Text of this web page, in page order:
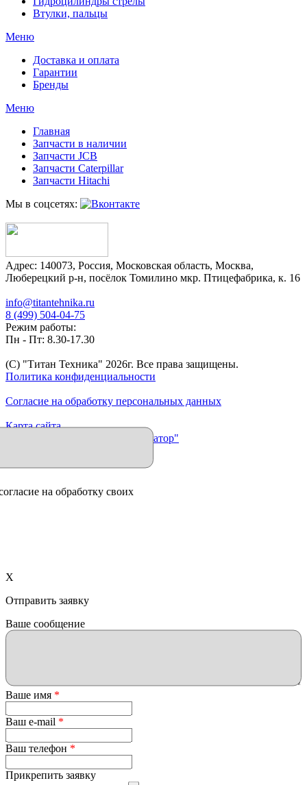
Втулки, пальцы
Меню
Доставка и оплата
Гарантии
Бренды
Меню
Главная
Запчасти в наличии
Запчасти JCB
Запчасти Caterpillar
Запчасти Hitachi
Мы в соцсетях:
Адрес: 140073, Россия, Московская область, Москва,
Люберецкий р-н, посёлок Томилино мкр. Птицефабрика, к. 16
info@titantehnika.ru
8 (499) 504-04-75
Режим работы:
Пн - Пт: 8.30-17.30
(C) "Титан Техника" 2026г. Все права защищены.
Политика конфиденциальности
Согласие на обработку персональных данных
Карта сайта
Продвижение сайта "Иллюминатор"
на обработку своих
X
Отправить заявку
Ваше сообщение
Ваше имя *
Ваш e-mail *
Ваш телефон *
Прикрепить заявку